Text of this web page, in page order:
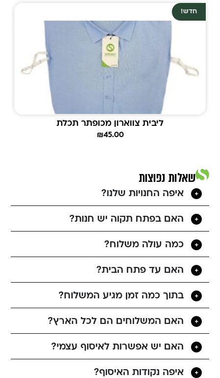
חדש!
ליבית צווארון מכופתר תכלת
₪45.00
שאלות נפוצות
איפה החנויות שלנו?
האם בפתח תקוה יש חנות?
כמה עולה משלוח?
האם עד פתח הבית?
בתוך כמה זמן מגיע המשלוח?
האם המשלוחים הם לכל הארץ?
האם יש אפשרות לאיסוף עצמי?
איפה נקודות האיסוף?